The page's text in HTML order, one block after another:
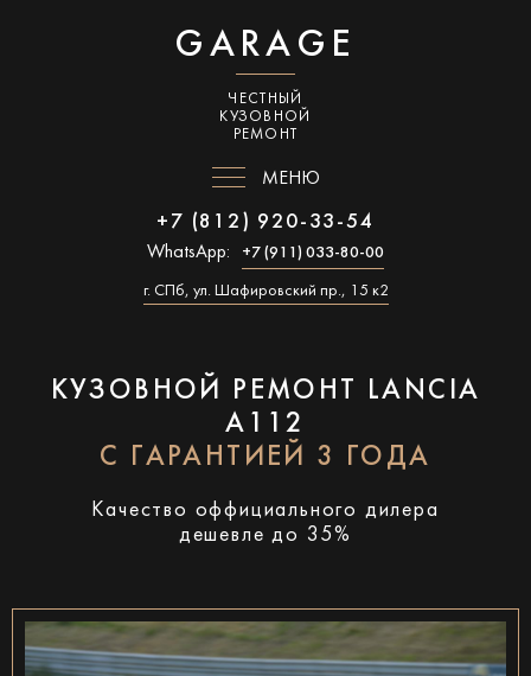
GARAGE
ЧЕСТНЫЙ
КУЗОВНОЙ
РЕМОНТ
МЕНЮ
+7 (812) 920-33-54
WhatsApp: +7 (911) 033-80-00
г. СПб, ул. Шафировский пр., 15 к2
КУЗОВНОЙ РЕМОНТ LANCIA
A112
С ГАРАНТИЕЙ 3 ГОДА
Качество оффициального дилера
дешевле до 35%